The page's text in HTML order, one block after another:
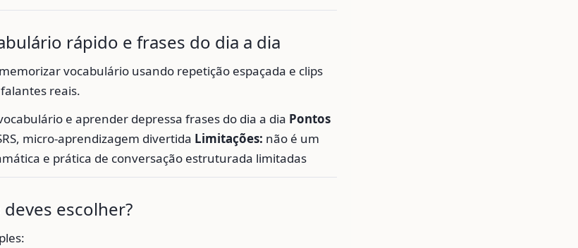
rápido e frases do dia a dia
vocabulário usando repetição espaçada e clips
reais.
e aprender depressa frases do dia a dia Pontos
micro-aprendizagem divertida Limitações: não é um
e prática de conversação estruturada limitadas
escolher?